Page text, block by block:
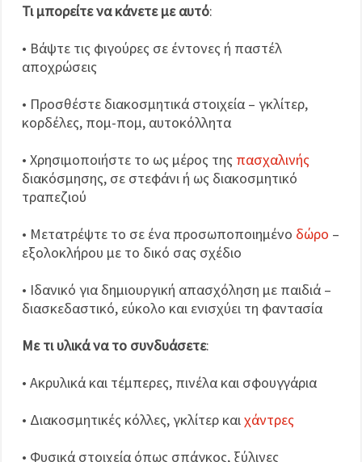
Τι μπορείτε να κάνετε με αυτό:
• Βάψτε τις φιγούρες σε έντονες ή παστέλ
αποχρώσεις
• Προσθέστε διακοσμητικά στοιχεία – γκλίτερ,
κορδέλες, πομ-πομ, αυτοκόλλητα
• Χρησιμοποιήστε το ως μέρος της πασχαλινής
διακόσμησης, σε στεφάνι ή ως διακοσμητικό
τραπεζιού
• Μετατρέψτε το σε ένα προσωποποιημένο δώρο –
εξολοκλήρου με το δικό σας σχέδιο
• Ιδανικό για δημιουργική απασχόληση με παιδιά –
διασκεδαστικό, εύκολο και ενισχύει τη φαντασία
Με τι υλικά να το συνδυάσετε:
• Ακρυλικά και τέμπερες, πινέλα και σφουγγάρια
• Διακοσμητικές κόλλες, γκλίτερ καιχάντρες
• Φυσικά στοιχεία όπως σπάγκος, ξύλινες